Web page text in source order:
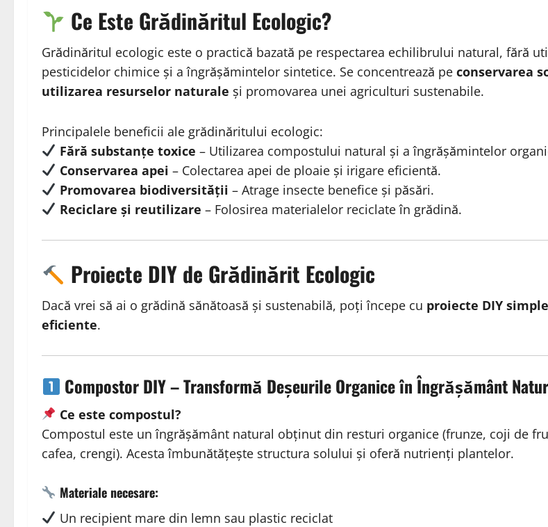
Ce Este Grădinăritul Ecologic?
Grădinăritul ecologic este o practică bazată pe respectarea echilibrului natural, fără
pesticidelor chimice și a îngrășămintelor sintetice. Se concentrează pe conservarea
utilizarea resurselor naturale și promovarea unei agriculturi sustenabile.
Principalele beneficii ale grădinăritului ecologic:
Fără substanțe toxice – Utilizarea compostului natural și a îngrășămintelor
Conservarea apei – Colectarea apei de ploaie și irigare eficientă.
Promovarea biodiversității – Atrage insecte benefice și păsări.
Reciclare și reutilizare – Folosirea materialelor reciclate în grădină.
Proiecte DIY de Grădinărit Ecologic
Dacă vrei să ai o grădină sănătoasă și sustenabilă, poți începe cu proiecte DIY
eficiente.
Compostor DIY – Transformă Deșeurile Organice în Îngrășământ
Ce este compostul?
Compostul este un îngrășământ natural obținut din resturi organice (frunze, coji de
cafea, crengi). Acesta îmbunătățește structura solului și oferă nutrienți plantelor.
Materiale necesare:
Un recipient mare din lemn sau plastic reciclat